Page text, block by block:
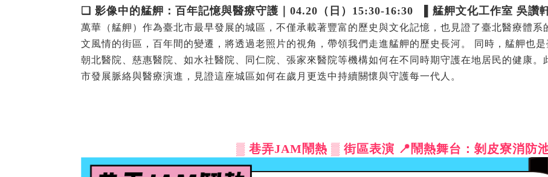
❏ 影像中的艋舺：百年記憶與醫療守護｜04.20（日）15:30-16:30 ▌艋舺文化工作室 吳讚
萬華（艋舺）作為臺北市最早發展的城區，不僅承載著豐富的歷史與文化記憶，也見證了臺北醫療體系
文風情的街區，百年間的變遷，將透過老照片的視角，帶領我們走進艋舺的歷史長河。 同時，艋舺也
朝北醫院、慈惠醫院、如水社醫院、同仁院、張家來醫院等機構如何在不同時期守護在地居民的健康
市發展脈絡與醫療演進，見證這座城區如何在歲月更迭中持續關懷與守護每一代人。
▒ 巷弄JAM鬧熱 ▒ 街區表演 📍鬧熱舞台：剝皮寮消防